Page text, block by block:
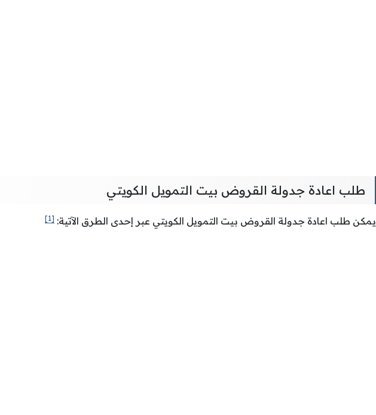
طلب اعادة جدولة القروض بيت التمويل الكويتي
يمكن طلب اعادة جدولة القروض بيت التمويل الكويتي عبر إحدى الطرق الآتية: [1]